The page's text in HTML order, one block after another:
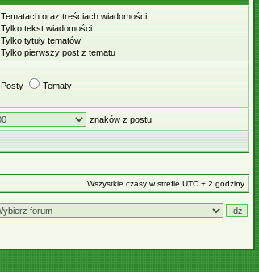
Tematach oraz treściach wiadomości
Tylko tekst wiadomości
Tylko tytuły tematów
Tylko pierwszy post z tematu
Posty Tematy
znaków z postu
Wszystkie czasy w strefie UTC + 2 godziny